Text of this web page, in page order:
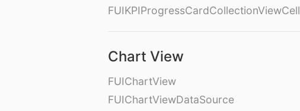
FUIKPIProgressCardCollectionViewCell
Chart View
FUIChartView
FUIChartViewDataSource